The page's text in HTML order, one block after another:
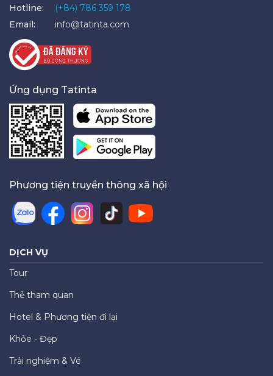
Hotline:
(+84) 786 359 178
Email:
info@tatinta.com
Ứng dụng Tatinta
Phương tiện truyền thông xã hội
DỊCH VỤ
Tour
Thẻ tham quan
Hotel & Phương tiện đi lại
Khỏe - Đẹp
Trải nghiệm & Vé